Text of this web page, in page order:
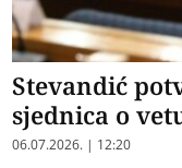
Stevandić
sjednica o
06.07.2026. | 12:20